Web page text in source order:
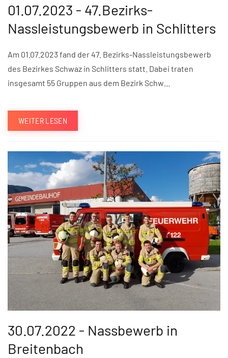
01.07.2023 - 47.Bezirks-
Nassleistungsbewerb in Schlitters
Am 01.07.2023 fand der 47. Bezirks-Nassleistungsbewerb
des Bezirkes Schwaz in Schlitters statt. Dabei traten
insgesamt 55 Gruppen aus dem Bezirk Schw…
WEITER LESEN
30.07.2022 - Nassbewerb in
Breitenbach